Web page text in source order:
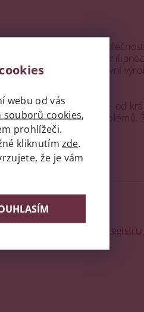
každého vinaře.
ve více než 30
praktické, inovativní
i domácnosti — od
fungovaly bez
webu od vás
souborů cookies,
prohlížeči.
kliknutímzde.
že je vám